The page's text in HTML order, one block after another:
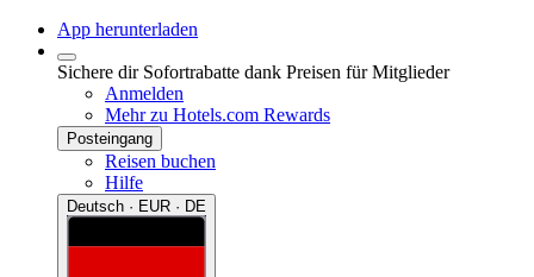
App herunterladen
Sichere dir Sofortrabatte dank Preisen für Mitglieder
Anmelden
Mehr zu Hotels.com Rewards
Posteingang
Reisen buchen
Hilfe
Deutsch · EUR · DE